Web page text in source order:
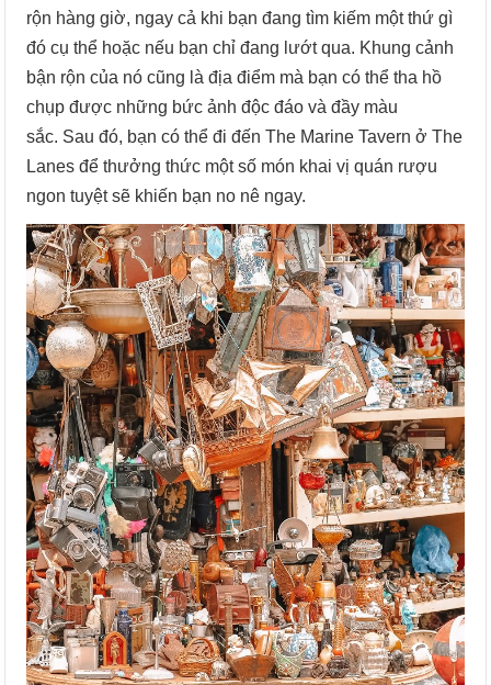
rộn hàng giờ, ngay cả khi bạn đang tìm kiếm một thứ gì
đó cụ thể hoặc nếu bạn chỉ đang lướt qua. Khung cảnh
bận rộn của nó cũng là địa điểm mà bạn có thể tha hồ
chụp được những bức ảnh độc đáo và đầy màu
sắc. Sau đó, bạn có thể đi đến The Marine Tavern ở The
Lanes để thưởng thức một số món khai vị quán rượu
ngon tuyệt sẽ khiến bạn no nê ngay.